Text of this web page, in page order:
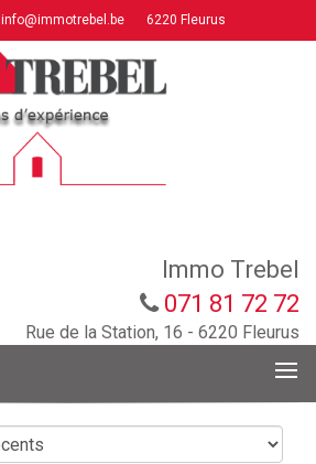
info@immotrebel.be 6220 Fleurus
Immo Trebel
071 81 72 72
Rue de la Station, 16 - 6220 Fleurus